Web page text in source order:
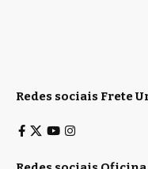
Redes sociais Frete